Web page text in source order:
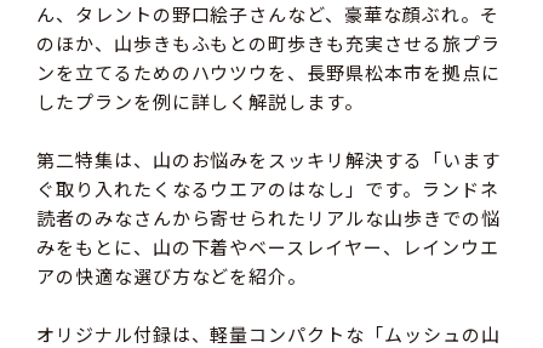
ん、タレントの野口絵子さんなど、豪華な顔ぶれ。そ
のほか、山歩きもふもとの町歩きも充実させる旅プラ
ンを立てるためのハウツウを、長野県松本市を拠点に
したプランを例に詳しく解説します。
第二特集は、山のお悩みをスッキリ解決する「います
ぐ取り入れたくなるウエアのはなし」です。ランドネ
読者のみなさんから寄せられたリアルな山歩きでの悩
みをもとに、山の下着やベースレイヤー、レインウエ
アの快適な選び方などを紹介。
オリジナル付録は、軽量コンパクトな「ムッシュの山